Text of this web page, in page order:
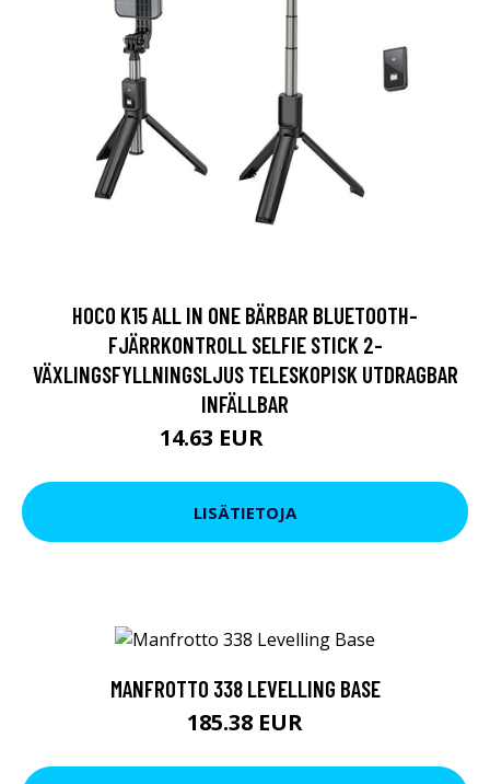
HOCO K15 ALL IN ONE BÄRBAR BLUETOOTH-
FJÄRRKONTROLL SELFIE STICK 2-
VÄXLINGSFYLLNINGSLJUS TELESKOPISK UTDRAGBAR
INFÄLLBAR
14.63 EUR
LISÄTIETOJA
MANFROTTO 338 LEVELLING BASE
185.38 EUR